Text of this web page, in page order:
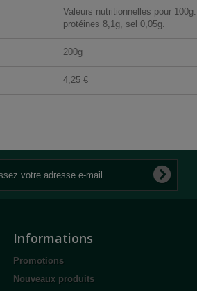
Valeurs nutritionnelles pour
protéines 8,1g, sel 0,05g.
200g
4,25 €
Informations
Promotions
Nouveaux produits